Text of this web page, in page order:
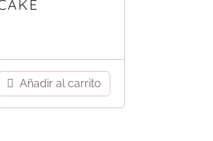
Añadir al carrito